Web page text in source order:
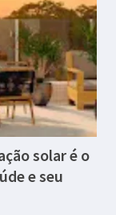
solar é o
e seu